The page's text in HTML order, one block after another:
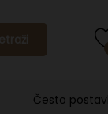
Često